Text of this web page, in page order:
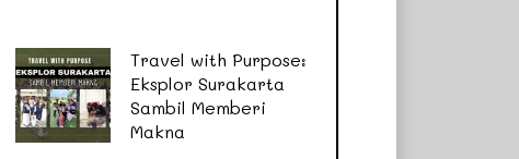
Travel with Purpose:
Eksplor Surakarta
Sambil Memberi
Makna